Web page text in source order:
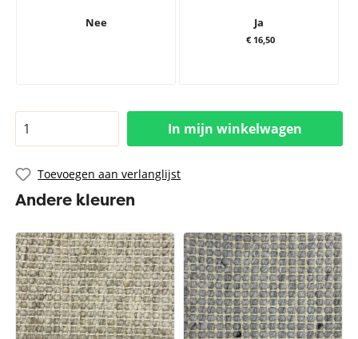
Nee Ja
€ 16,50
In mijn winkelwagen
Toevoegen aan verlanglijst
Andere kleuren